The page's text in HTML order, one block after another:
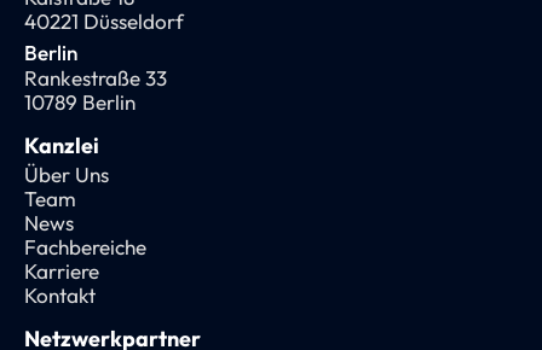
40221 Düsseldorf
Berlin
Rankestraße 33
10789 Berlin
Kanzlei
Über Uns
Team
News
Fachbereiche
Karriere
Kontakt
Netzwerkpartner